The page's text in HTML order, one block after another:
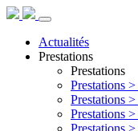
Actualités
Prestations
Prestations
Prestations >
Prestations >
Prestations >
Prestations >